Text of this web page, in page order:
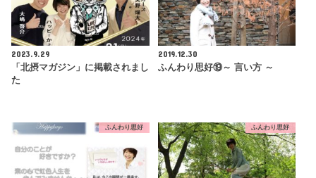
2023.9.29
「北摂マガジン」に掲載されまし
た
2019.12.30
ふんわり思好⑲～ 言い方 ～
ふんわり思好 ふんわり思好